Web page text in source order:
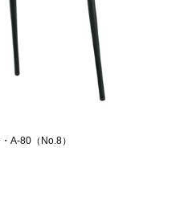
A-80（No.8）